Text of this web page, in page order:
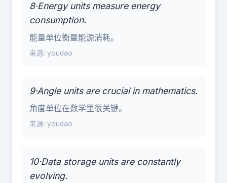
8·Energy units measure energy
consumption.
能量单位衡量能源消耗。
来源: youdao
9·Angle units are crucial in mathematics.
角度单位在数学里很关键。
来源: youdao
10·Data storage units are constantly
evolving.